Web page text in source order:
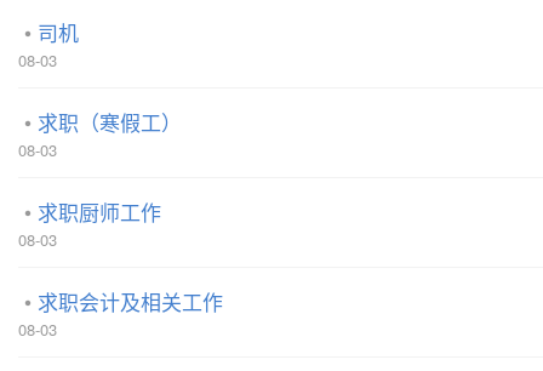
司机
08-03
求职（寒假工）
08-03
求职厨师工作
08-03
求职会计及相关工作
08-03